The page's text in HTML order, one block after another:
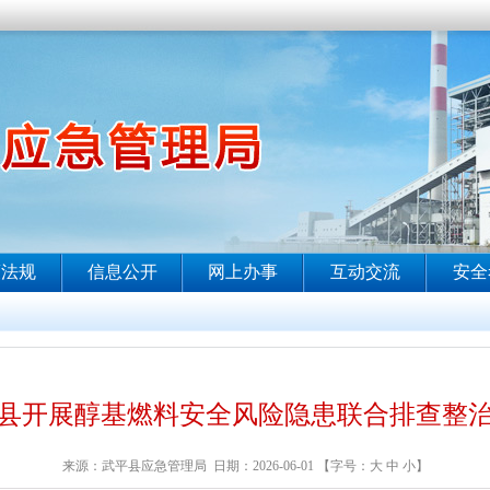
开展醇基燃料安全风险隐患联合排查整
来源：武平县应急管理局 日期：2026-06-01 【字号： 大 中 小】